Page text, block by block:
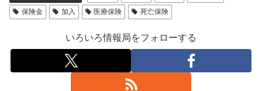
保険金
加入 医療保険 死亡保険
いろいろ情報局をフォローする